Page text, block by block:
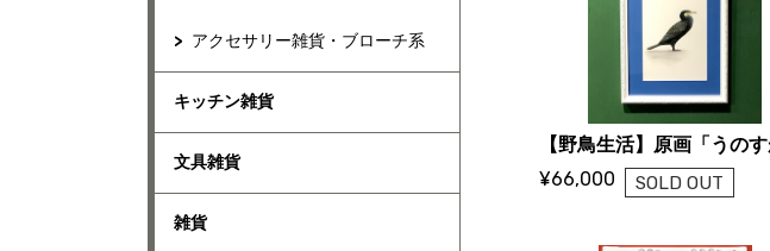
アクセサリー雑貨・ブローチ系
キッチン雑貨
文具雑貨
雑貨
¥66,000 SOLD OUT